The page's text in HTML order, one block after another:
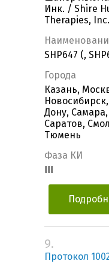
Инк. / Shire
Therapies, Inc.
SHP647 (,
Города
Казань,
Дону,
Саратов,
Тюмень
Фаза КИ
9.
Протокол